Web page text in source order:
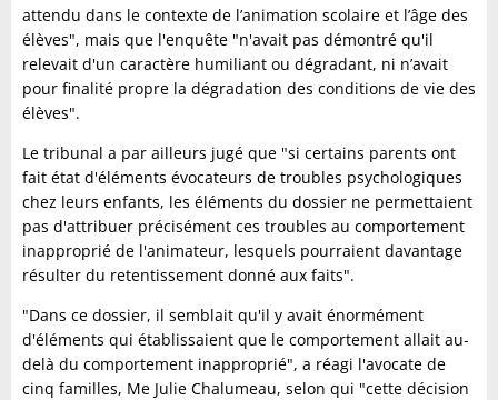
attendu dans le contexte de l’animation scolaire et l’âge des
élèves", mais que l'enquête "n'avait pas démontré qu'il
relevait d'un caractère humiliant ou dégradant, ni n’avait
pour finalité propre la dégradation des conditions de vie des
élèves".
Le tribunal a par ailleurs jugé que "si certains parents ont
fait état d'éléments évocateurs de troubles psychologiques
chez leurs enfants, les éléments du dossier ne permettaient
pas d'attribuer précisément ces troubles au comportement
inapproprié de l'animateur, lesquels pourraient davantage
résulter du retentissement donné aux faits".
"Dans ce dossier, il semblait qu'il y avait énormément
d'éléments qui établissaient que le comportement allait au-
delà du comportement inapproprié", a réagi l'avocate de
cinq familles, Me Julie Chalumeau, selon qui "cette décision